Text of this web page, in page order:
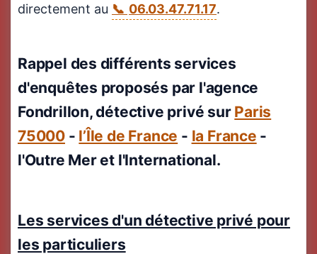
directement au
06.03.47.71.17.
Rappel des différents services
d'enquêtes proposés par l'agence
Fondrillon, détective privé sur Paris
75000- l’Île de France - la France -
l'Outre Mer et l'International.
Les services d'un détective privé pour
les particuliers